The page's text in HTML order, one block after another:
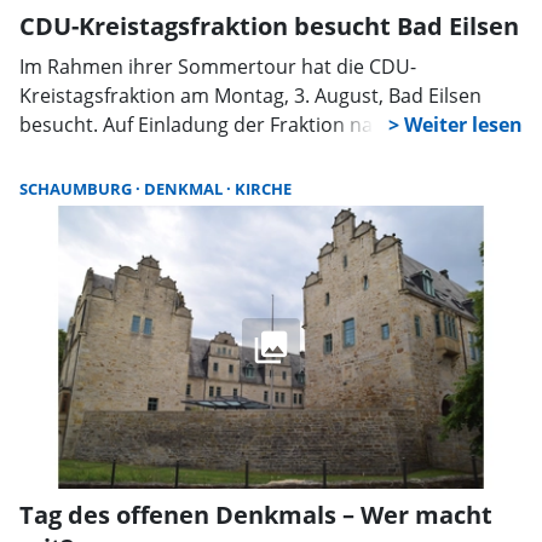
CDU-Kreistagsfraktion besucht Bad Eilsen
Im Rahmen ihrer Sommertour hat die CDU-
Kreistagsfraktion am Montag, 3. August, Bad Eilsen
besucht. Auf Einladung der Fraktion nahm auch Dr.
Unterstützung der CDU für das Amt des Landrats
kandidiert, an dem Besuch teil. Das Programm hatte
Frank Harmening zusammengestellt.
SCHAUMBURG DENKMAL KIRCHE
Tag des offenen Denkmals – Wer macht